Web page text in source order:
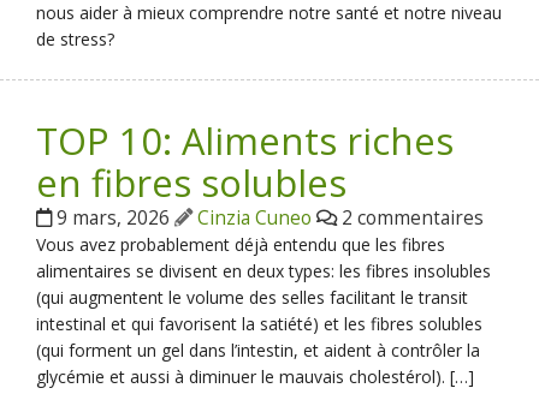
nous aider à mieux comprendre notre santé et notre niveau
de stress?
TOP 10: Aliments riches
en fibres solubles
9 mars, 2026 Cinzia Cuneo 2 commentaires
Vous avez probablement déjà entendu que les fibres
alimentaires se divisent en deux types: les fibres insolubles
(qui augmentent le volume des selles facilitant le transit
intestinal et qui favorisent la satiété) et les fibres solubles
(qui forment un gel dans l’intestin, et aident à contrôler la
glycémie et aussi à diminuer le mauvais cholestérol). […]